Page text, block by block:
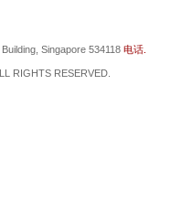
Singapore 534118 电话.
RIGHTS RESERVED.